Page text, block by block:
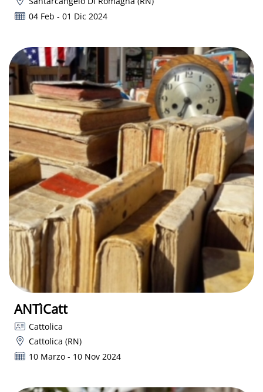
04 Feb - 01 Dic 2024
ANTìCatt
Cattolica
Cattolica (RN)
10 Marzo - 10 Nov 2024